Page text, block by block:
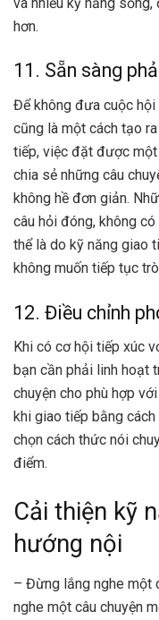
hơn.
11. Sẵn sàng
Để không đưa cuộc
cũng là một cách tạo
tiếp, việc đặt được
chia sẻ những câu
không hề đơn giản.
câu hỏi đóng, không
thể là do kỹ năng giao
không muốn tiếp tục
12. Điều chỉnh
Khi có cơ hội tiếp xúc
bạn cần phải linh hoạt
chuyện cho phù hợp
khi giao tiếp bằng
chọn cách thức nói
điểm.
Cải thiện kỹ
hướng nội
– Đừng lắng nghe một
nghe một câu chuyện